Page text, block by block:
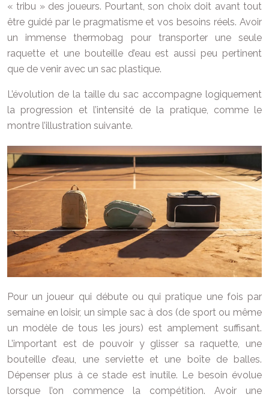
« tribu » des joueurs. Pourtant, son choix doit avant tout
être guidé par le pragmatisme et vos besoins réels. Avoir
un immense thermobag pour transporter une seule
raquette et une bouteille d’eau est aussi peu pertinent
que de venir avec un sac plastique.
L’évolution de la taille du sac accompagne logiquement
la progression et l’intensité de la pratique, comme le
montre l’illustration suivante.
Pour un joueur qui débute ou qui pratique une fois par
semaine en loisir, un simple sac à dos (de sport ou même
un modèle de tous les jours) est amplement suffisant.
L’important est de pouvoir y glisser sa raquette, une
bouteille d’eau, une serviette et une boîte de balles.
Dépenser plus à ce stade est inutile. Le besoin évolue
lorsque l’on commence la compétition. Avoir une